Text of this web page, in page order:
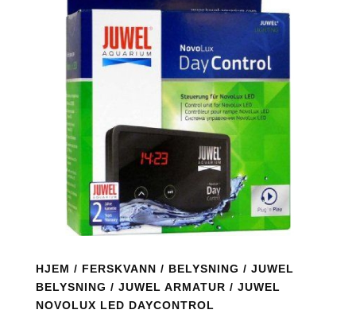
HJEM / FERSKVANN / BELYSNING / JUWEL
BELYSNING / JUWEL ARMATUR / JUWEL
NOVOLUX LED DAYCONTROL